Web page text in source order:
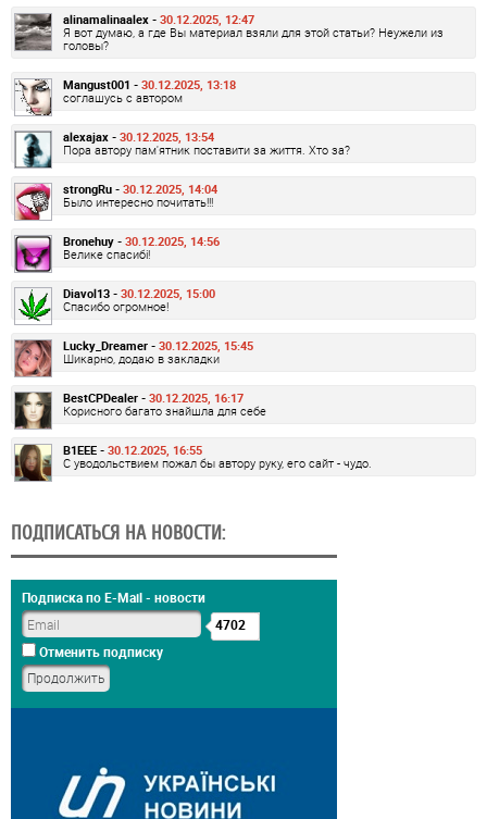
alinamalinaalex - 30.12.2025, 12:47
Я вот думаю, а где Вы материал взяли для этой статьи? Неужели из
головы?
Mangust001 - 30.12.2025, 13:18
соглашусь с автором
alexajax - 30.12.2025, 13:54
Пора автору пам'ятник поставити за життя. Хто за?
strongRu - 30.12.2025, 14:04
Было интересно почитать!!!
Bronehuy - 30.12.2025, 14:56
Велике спасибі!
Diavol13 - 30.12.2025, 15:00
Спасибо огромное!
Lucky_Dreamer - 30.12.2025, 15:45
Шикарно, додаю в закладки
BestCPDealer - 30.12.2025, 16:17
Корисного багато знайшла для себе
B1EEE - 30.12.2025, 16:55
С уводольствием пожал бы автору руку, его сайт - чудо.
ПОДПИСАТЬСЯ НА НОВОСТИ:
Подписка по E-Mail - новости
4702
Отменить подписку